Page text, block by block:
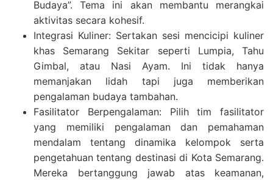
Budaya”. Tema ini akan membantu merangkai
aktivitas secara kohesif.
Integrasi Kuliner: Sertakan sesi mencicipi kuliner
khas Semarang Sekitar seperti Lumpia, Tahu
Gimbal, atau Nasi Ayam. Ini tidak hanya
memanjakan lidah tapi juga memberikan
pengalaman budaya tambahan.
Fasilitator Berpengalaman: Pilih tim fasilitator
yang memiliki pengalaman dan pemahaman
mendalam tentang dinamika kelompok serta
pengetahuan tentang destinasi di Kota Semarang.
Mereka bertanggung jawab atas keamanan,